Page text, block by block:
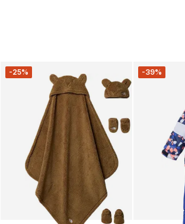
-25% -39%